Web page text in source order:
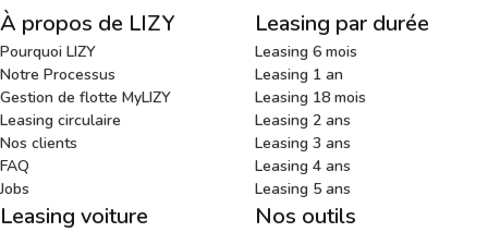
À propos de LIZY
Pourquoi LIZY
Notre Processus
Gestion de flotte MyLIZY
Leasing circulaire
Nos clients
FAQ
Jobs
Leasing par durée
Leasing 6 mois
Leasing 1 an
Leasing 18 mois
Leasing 2 ans
Leasing 3 ans
Leasing 4 ans
Leasing 5 ans
Leasing voiture Nos outils